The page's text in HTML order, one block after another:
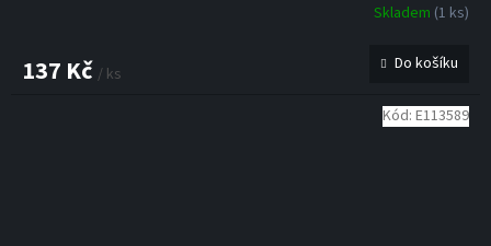
Skladem (1 ks)
137 Kč / ks Do košíku
Kód: E113589